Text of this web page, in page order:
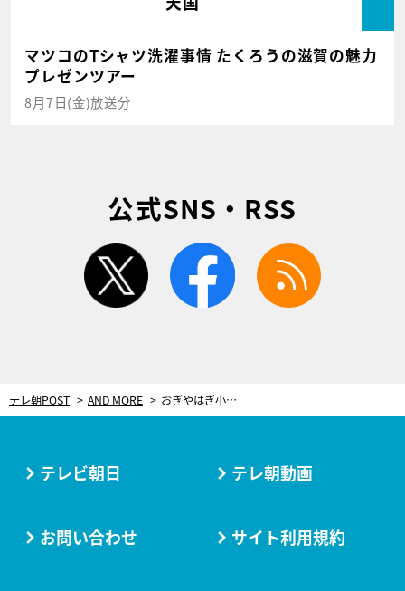
マツコのTシャツ洗濯事情 たくろうの滋賀の魅力
プレゼンツアー
8月7日(金)放送分
公式SNS・RSS
twitter facebook
テレ朝POST AND MORE おぎやはぎ小木、“恥ずかしい話”を暴露しスタジオ騒然！アンジャ児嶋が「湯船で…」
テレビ朝日 テレ朝動画
お問い合わせ サイト利用規約